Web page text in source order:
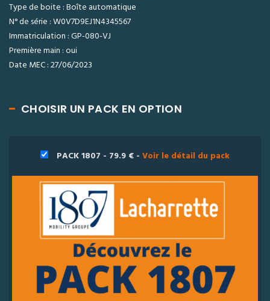
Type de boite : Boîte automatique
N° de série : W0V7D9EJ1N4345567
Immatriculation : GP-080-VJ
Première main : oui
Date MEC : 27/06/2023
CHOISIR UN PACK EN OPTION
PACK 1807 - 79.9 € - Voir le détail du pack